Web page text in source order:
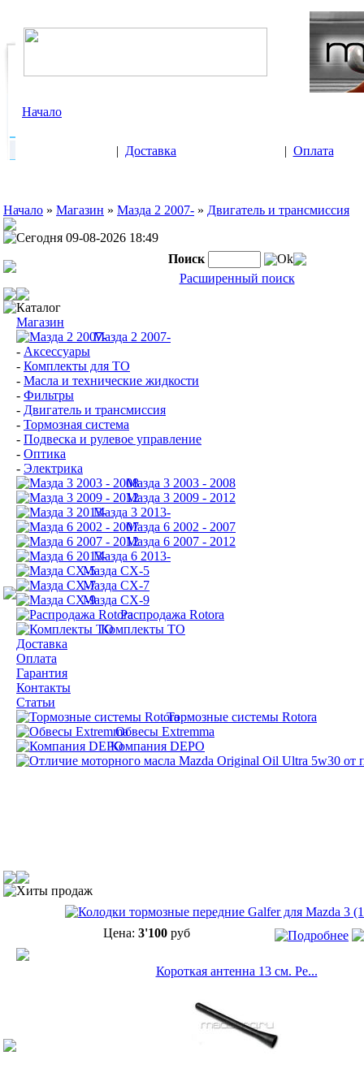
Начало
| Доставка | Оплата
Начало » Магазин » Мазда 2 2007- » Двигатель и трансмиссия
Сегодня 09-08-2026 18:49
Поиск
Ok
Расширенный поиск
Каталог
Магазин
Мазда 2 2007-
- Аксессуары
- Комплекты для ТО
- Масла и технические жидкости
- Фильтры
- Двигатель и трансмиссия
- Тормозная система
- Подвеска и рулевое управление
- Оптика
- Электрика
Мазда 3 2003 - 2008
Мазда 3 2009 - 2012
Мазда 3 2013-
Мазда 6 2002 - 2007
Мазда 6 2007 - 2012
Мазда 6 2013-
Мазда CX-5
Мазда CX-7
Мазда СХ-9
Распродажа Rotora
Комплекты ТО
Доставка
Оплата
Гарантия
Контакты
Статьи
Тормозные системы Rotora
Обвесы Extremma
Компания DEPO
Хиты продаж
Цена: 3'100руб
Короткая антенна 13 см. Ре...